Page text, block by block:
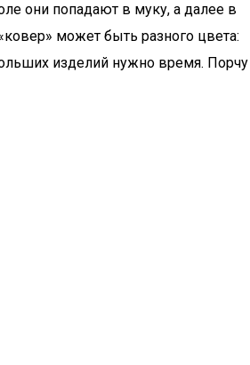
они попадают в муку, а далее в
может быть разного цвета:
изделий нужно время. Порчу